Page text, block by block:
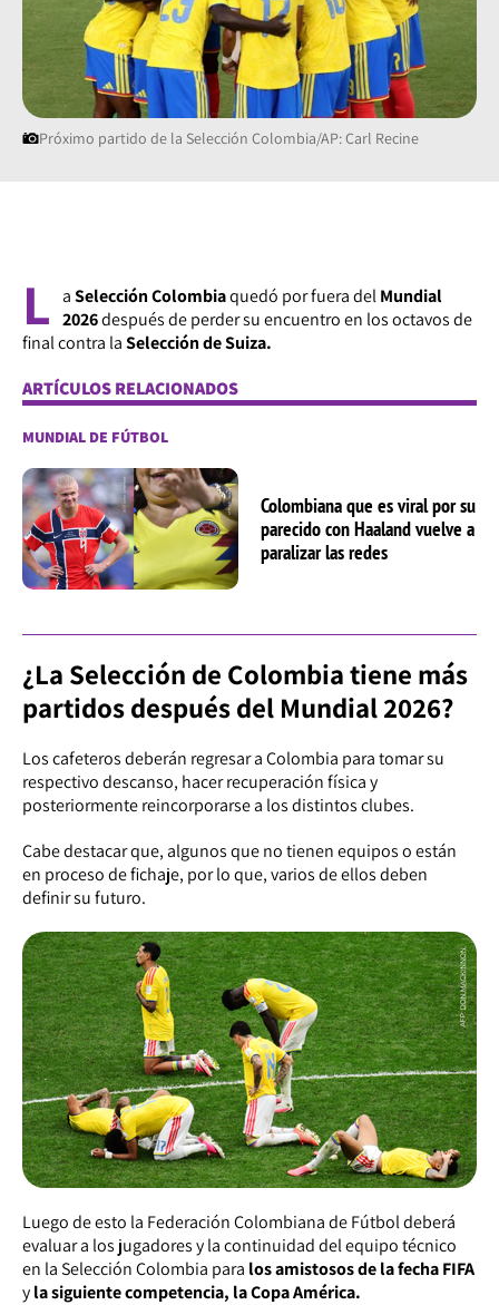
Próximo partido de la Selección Colombia/AP: Carl Recine
L aSelección Colombiaquedó por fuera delMundial
2026después de perder su encuentro en los octavos de
final contra laSelección de Suiza.
ARTÍCULOS RELACIONADOS
MUNDIAL DE FÚTBOL
Colombiana que es viral por su
parecido con Haaland vuelve a
paralizar las redes
¿La Selección de Colombia tiene más
partidos después del Mundial 2026?
Los cafeteros deberán regresar a Colombia para tomar su
respectivo descanso, hacer recuperación física y
posteriormente reincorporarse a los distintos clubes.
Cabe destacar que, algunos que no tienen equipos o están
en proceso de fichaje, por lo que, varios de ellos deben
definir su futuro.
Luego de esto la Federación Colombiana de Fútbol deberá
evaluar a los jugadores y la continuidad del equipo técnico
en la Selección Colombia para los amistosos de la fecha FIFA
yla siguiente competencia, la Copa América.